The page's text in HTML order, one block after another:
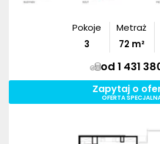
Pokoje
3
Metraż
72m²
od 1 431
Zapytaj o
OFERTA